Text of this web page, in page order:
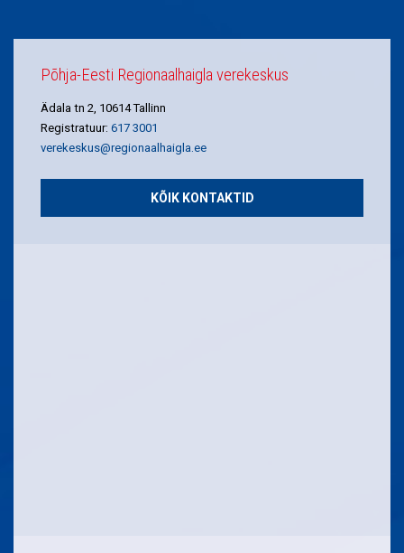
Põhja-Eesti Regionaalhaigla verekeskus
Ädala tn 2, 10614 Tallinn
Registratuur: 617 3001
verekeskus@regionaalhaigla.ee
KÕIK KONTAKTID